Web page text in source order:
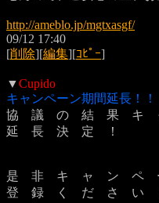
http://ameblo.jp/mgtxasgf/
09/12 17:40
[削除][編集][ｺﾋﾟｰ]
▼Cupido
キャンペーン期間延長！！
協 議 の 結 果 キ
延 長 決 定 ！
是 非 キ ャ ン ペ
登 録 く だ さ い